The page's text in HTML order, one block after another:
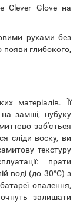
Clever Glove на
рухами без
появи глибокого,
матеріалів. Її
замші, нубуку
заб'ється
сліди воску, ви
текстуру
прати
воді (до 30°C) з
опалення,
залишати